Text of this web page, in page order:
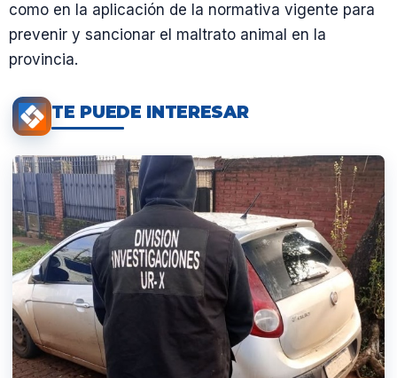
como en la aplicación de la normativa vigente para
prevenir y sancionar el maltrato animal en la
provincia.
TE PUEDE INTERESAR